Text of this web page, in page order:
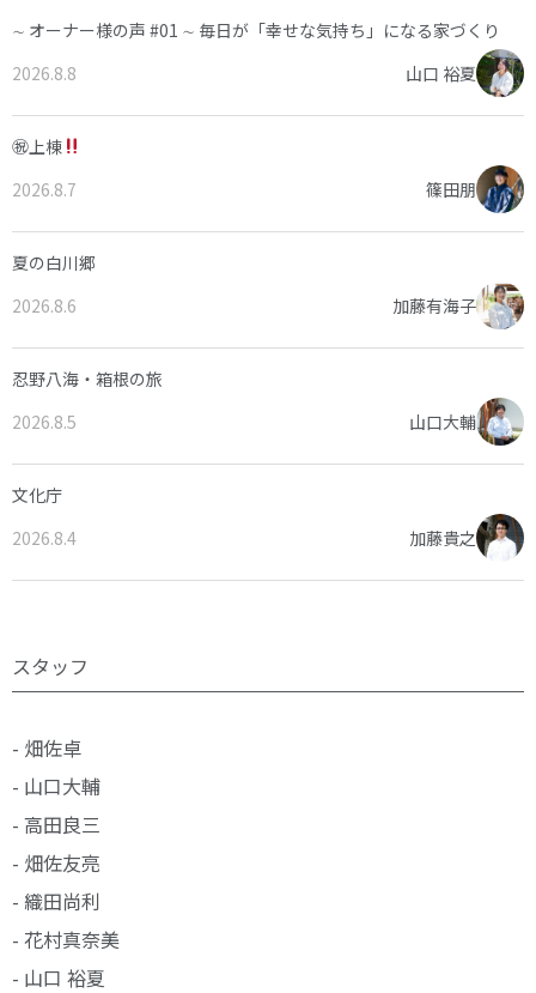
∼ オーナー様の声 #01 ∼ 毎日が「幸せな気持ち」になる家づくり
2026.8.8
山口 裕夏
㊗上棟
2026.8.7
篠田朋
夏の白川郷
2026.8.6
加藤有海子
忍野八海・箱根の旅
2026.8.5
山口大輔
文化庁
2026.8.4
加藤貴之
スタッフ
- 畑佐卓
- 山口大輔
- 高田良三
- 畑佐友亮
- 織田尚利
- 花村真奈美
- 山口 裕夏